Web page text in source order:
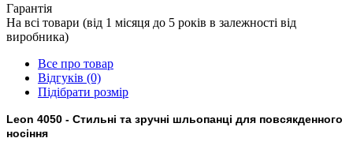
Гарантія
На всі товари (від 1 місяця до 5 років в залежності від
виробника)
Все про товар
Відгуків (0)
Підібрати розмір
Leon 4050 - Стильні та зручні шльопанці для повсякденного
носіння